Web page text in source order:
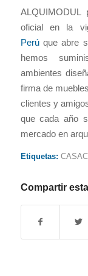
oficial en la
Perúque abre
hemos
ambientes
firma de
clientes y
que cada año
mercado en
Etiquetas:
Compartir